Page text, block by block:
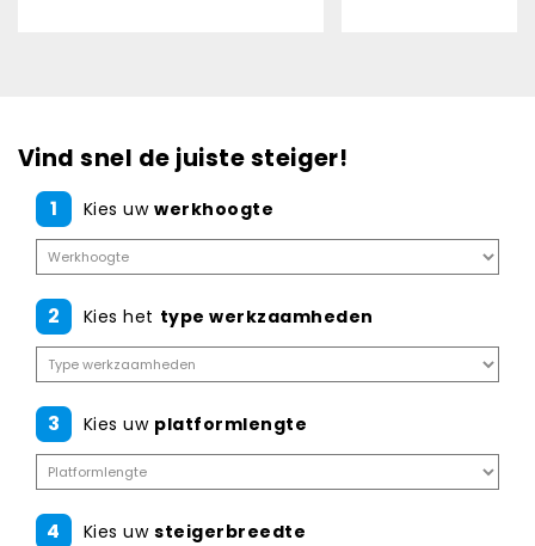
Vind snel de juiste steiger!
1 Kies uw werkhoogte
2 Kies het type werkzaamheden
3 Kies uw platformlengte
4 Kies uw steigerbreedte